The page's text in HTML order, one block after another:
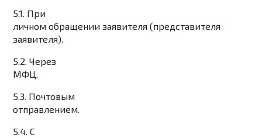
5.1. При
личном обращении заявителя (представителя
заявителя).
5.2. Через
МФЦ.
5.3. Почтовым
отправлением.
5.4. С